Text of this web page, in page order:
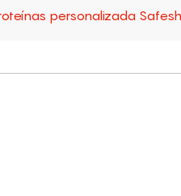
personalizada